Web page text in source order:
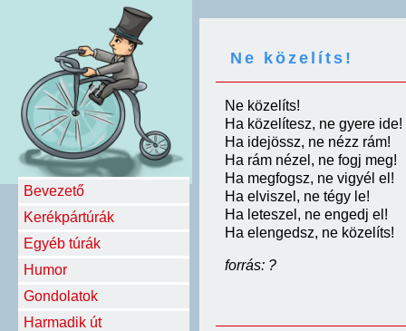
Bevezető
Kerékpártúrák
Egyéb túrák
Humor
Gondolatok
Harmadik út
Ne közelíts!
Ne közelíts!
Ha közelítesz, ne gyere ide!
Ha idejössz, ne nézz rám!
Ha rám nézel, ne fogj meg!
Ha megfogsz, ne vigyél el!
Ha elviszel, ne tégy le!
Ha leteszel, ne engedj el!
Ha elengedsz, ne közelíts!
forrás: ?